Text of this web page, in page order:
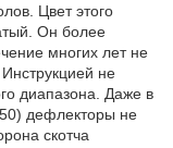
Цвет этого
Он более
многих лет не
не
диапазона. Даже в
дефлекторы не
скотча